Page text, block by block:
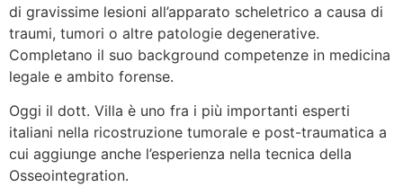
di gravissime lesioni all’apparato scheletrico a causa di
traumi, tumori o altre patologie degenerative.
Completano il suo background competenze in medicina
legale e ambito forense.
Oggi il dott. Villa è uno fra i più importanti esperti
italiani nella ricostruzione tumorale e post-traumatica a
cui aggiunge anche l’esperienza nella tecnica della
Osseointegration.